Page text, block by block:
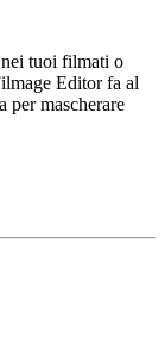
tuoi filmati o
Editor fa al
per mascherare